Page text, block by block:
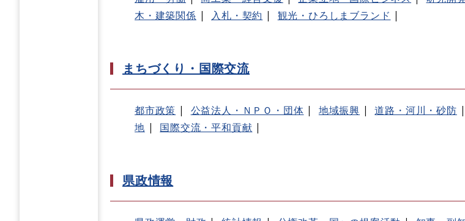
木・建築関係
入札・契約 観光・ひろしまブランド
まちづくり・国際交流
都市政策 公益法人・ＮＰＯ・団体 地域振興 道路・河川・砂防
地
国際交流・平和貢献
県政情報